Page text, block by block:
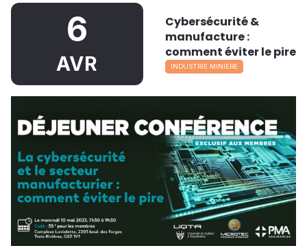
6
AVR
Cybersécurité &
manufacture :
comment éviter le pire
INDUSTRIE MINIÈRE